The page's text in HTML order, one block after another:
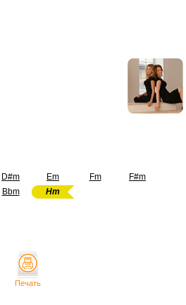
D#m Em Fm
F#m
Bbm Hm
Печать